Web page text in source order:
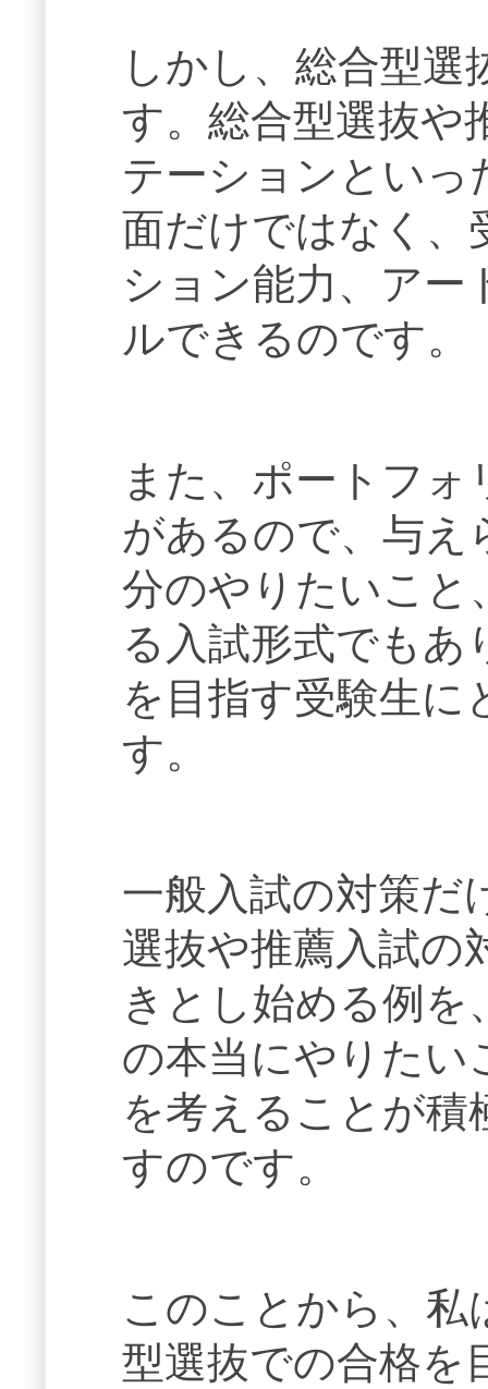
しかし、総合型選
す。総合型選抜や
テーションといっ
面だけではなく、
ション能力、アー
ルできるのです。
また、ポートフ
があるので、与え
分のやりたいこと
る入試形式でもあ
を目指す受験生に
す。
一般入試の対策だ
選抜や推薦入試の
きとし始める例を
の本当にやりたい
を考えることが積
すのです。
このことから、私
型選抜での合格を